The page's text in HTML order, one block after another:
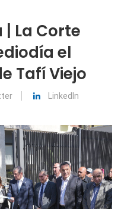
La Corte
el
Tafí Viejo
LinkedIn